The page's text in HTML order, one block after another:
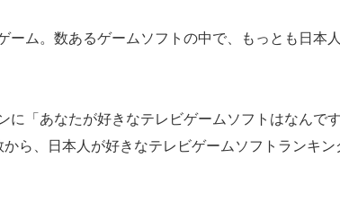
ーム。数あるゲームソフトの中で、もっとも日本
に「あなたが好きなテレビゲームソフトはなんで
ら、日本人が好きなテレビゲームソフトランキ